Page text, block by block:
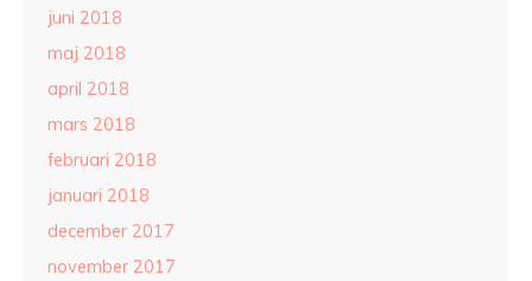
juni 2018
maj 2018
april 2018
mars 2018
februari 2018
januari 2018
december 2017
november 2017